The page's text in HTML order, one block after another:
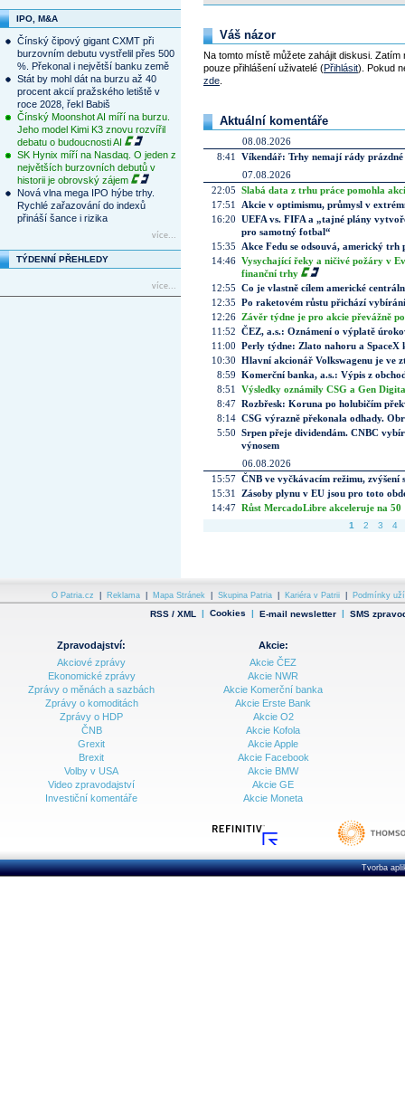
IPO, M&A
Čínský čipový gigant CXMT při
burzovním debutu vystřelil přes 500
%. Překonal i největší banku země
Stát by mohl dát na burzu až 40
procent akcií pražského letiště v
roce 2028, řekl Babiš
Čínský Moonshot AI míří na burzu.
Jeho model Kimi K3 znovu rozvířil
debatu o budoucnosti AI
SK Hynix míří na Nasdaq. O jeden z
největších burzovních debutů v
historii je obrovský zájem
Nová vlna mega IPO hýbe trhy.
Rychlé zařazování do indexů
přináší šance i rizika
více...
TÝDENNÍ PŘEHLEDY
více...
Váš názor
Na tomto místě můžete zahájit diskusi.
pouze přihlášení uživatelé (Přihlásit). Pokud
zde
Aktuální komentáře
08.08.2026
8:41
Víkendář: Trhy nemají rády prázdné
07.08.2026
22:05 Slabá data z trhu práce pomohla
17:51
Akcie v optimismu, průmysl v
16:20 UEFA vs. FIFA a „tajné plány
pro samotný fotbal“
15:35
Akce Fedu se odsouvá, americký
14:46 Vysychající řeky a ničivé požáry v
finanční trhy
12:55 Co je vlastně cílem americké
12:35 Po raketovém růstu přichází
12:26 Závěr týdne je pro akcie převážně
11:52 ČEZ, a.s.: Oznámení o výplatě
11:00 Perly týdne: Zlato nahoru a SpaceX
10:30 Hlavní akcionář Volkswagenu je ve
8:59 Komerční banka, a.s.: Výpis z
8:51
Výsledky oznámily CSG a Gen
8:47 Rozbřesk: Koruna po holubičím
8:14 CSG výrazně překonala odhady.
5:50 Srpen přeje dividendám. CNBC
výnosem
06.08.2026
15:57 ČNB ve vyčkávacím režimu, zvýšení
15:31
Zásoby plynu v EU jsou pro toto
14:47 Růst MercadoLibre akceleruje na
1 2 3 4
O Patria.cz Reklama Mapa Stránek Skupina Patria Kariéra v Patrii Podmínky
RSS / XML | Cookies | E-mail newsletter | SMS
Zpravodajství:
Akciové zprávy
Ekonomické zprávy
Zprávy o měnách a sazbách
Zprávy o komoditách
Zprávy o HDP
ČNB
Grexit
Brexit
Volby v USA
Video zpravodajství
Investiční komentáře
Akcie:
Akcie ČEZ
Akcie NWR
Akcie Komerční banka
Akcie Erste Bank
Akcie O2
Akcie Kofola
Akcie Apple
Akcie Facebook
Akcie BMW
Akcie GE
Akcie Moneta
Tvorba